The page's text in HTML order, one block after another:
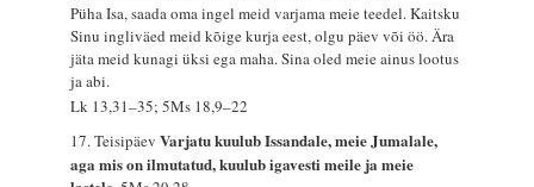
Püha Isa, saada oma ingel meid varjama meie teedel. Kaitsku
Sinu ingliväed meid kõige kurja eest, olgu päev või öö. Ära
jäta meid kunagi üksi ega maha. Sina oled meie ainus lootus
ja abi.
Lk 13,31–35; 5Ms 18,9–22
17. TeisipäevVarjatu kuulub Issandale, meie Jumalale,
aga mis on ilmutatud, kuulub igavesti meile ja meie